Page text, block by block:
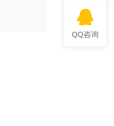
QQ咨询